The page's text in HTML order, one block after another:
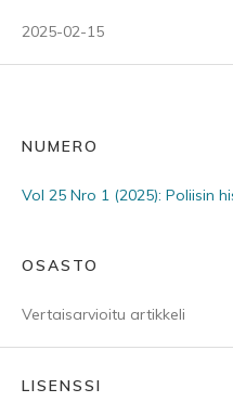
2025-02-15
NUMERO
Vol 25 Nro 1 (2025): Poliisin
OSASTO
Vertaisarvioitu artikkeli
LISENSSI